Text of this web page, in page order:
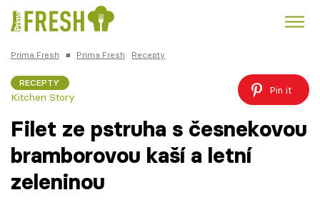
Česká kuchyně
Témata
Prima Fresh ■ Prima Fresh Recepty
RECEPTY
Kitchen Story
Pin it
Filet ze pstruha s česnekovou
bramborovou kaší a letní
zeleninou